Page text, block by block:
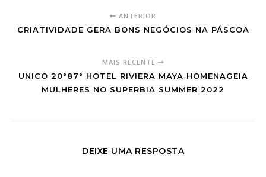
ANTERIOR
CRIATIVIDADE GERA BONS NEGÓCIOS NA PÁSCOA
MAIS RECENTE
UNICO 20°87° HOTEL RIVIERA MAYA HOMENAGEIA
MULHERES NO SUPERBIA SUMMER 2022
DEIXE UMA RESPOSTA